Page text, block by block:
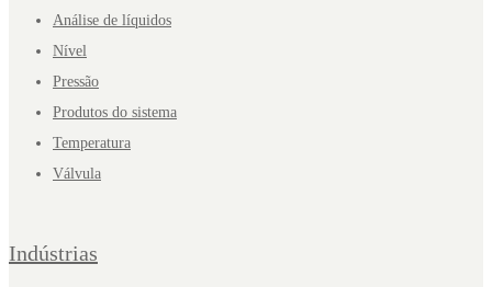
Análise de líquidos
Nível
Pressão
Produtos do sistema
Temperatura
Válvula
Indústrias